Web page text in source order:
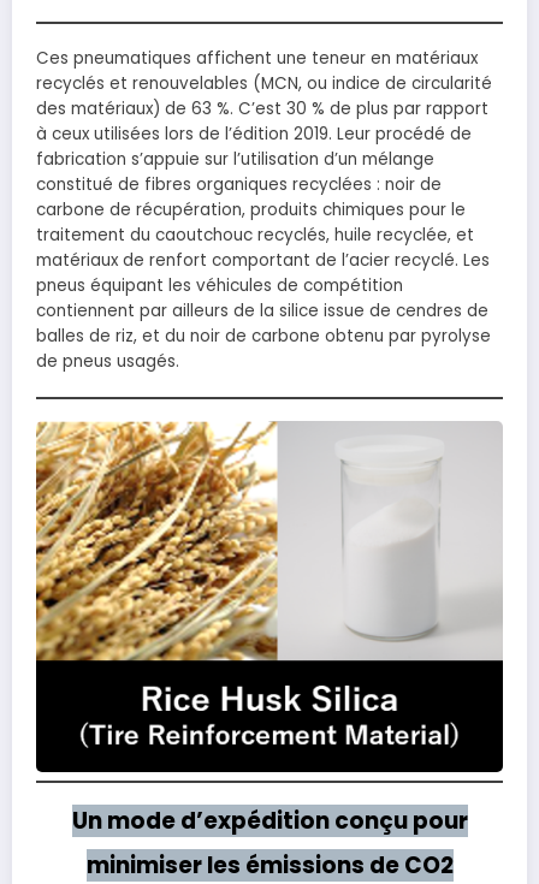
Ces pneumatiques affichent une teneur en matériaux
recyclés et renouvelables (MCN, ou indice de circularité
des matériaux) de 63 %. C’est 30 % de plus par rapport
à ceux utilisées lors de l’édition 2019. Leur procédé de
fabrication s’appuie sur l’utilisation d’un mélange
constitué de fibres organiques recyclées : noir de
carbone de récupération, produits chimiques pour le
traitement du caoutchouc recyclés, huile recyclée, et
matériaux de renfort comportant de l’acier recyclé. Les
pneus équipant les véhicules de compétition
contiennent par ailleurs de la silice issue de cendres de
balles de riz, et du noir de carbone obtenu par pyrolyse
de pneus usagés.
Un mode d’expédition conçu pour
minimiser les émissions de CO2